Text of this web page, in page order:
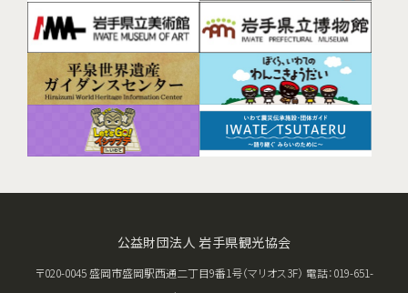
公益財団法人 岩手県観光協会
〒020-0045 盛岡市盛岡駅西通二丁目9番1号（マリオス3F） 電話：019-651-